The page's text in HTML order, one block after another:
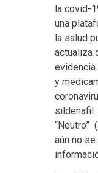
la covid-
una
la salud
actualiza
y
sildenafil
“Neutro”
aún no se